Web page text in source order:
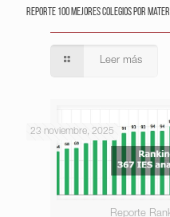
Reporte 100 Mejores Colegios por
Leer más
Reporte
23 noviembre, 2025